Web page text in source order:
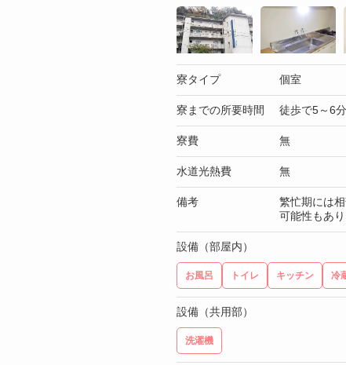
寮タイプ 個室
寮までの所要時間 徒歩で5～6分
寮費 無
水道光熱費 無
備考
繁忙期には
可能性もあ
設備（部屋内）
お風呂 トイレ キッチン 冷
設備（共用部）
洗濯機